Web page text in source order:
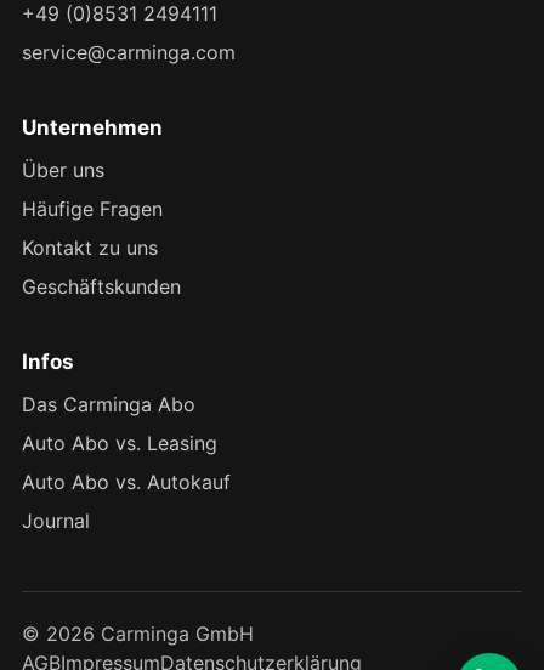
+49 (0)8531 2494111
service@carminga.com
Unternehmen
Über uns
Häufige Fragen
Kontakt zu uns
Geschäftskunden
Infos
Das Carminga Abo
Auto Abo vs. Leasing
Auto Abo vs. Autokauf
Journal
© 2026 Carminga GmbH
AGBImpressumDatenschutzerklärung